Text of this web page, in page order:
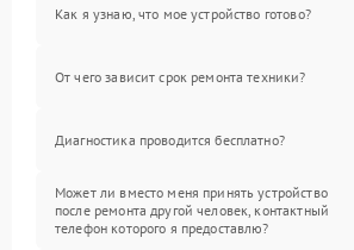
Как я узнаю, что мое устройство готово?
От чего зависит срок ремонта техники?
Диагностика проводится бесплатно?
Может ли вместо меня принять устройство
после ремонта другой человек, контактный
телефон которого я предоставлю?